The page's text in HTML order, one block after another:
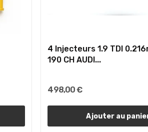
4 Injecteurs 1.9 TDI
190 CH AUDI...
498,00 €
Ajouter au